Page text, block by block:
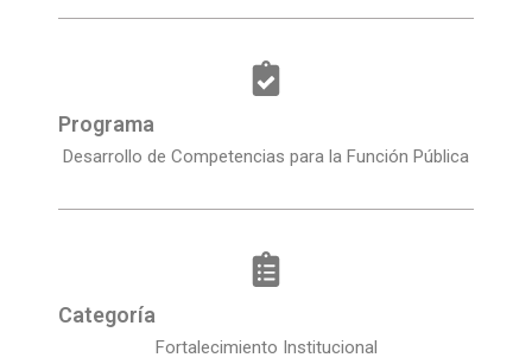
Programa
Desarrollo de Competencias para la Función Pública
Categoría
Fortalecimiento Institucional